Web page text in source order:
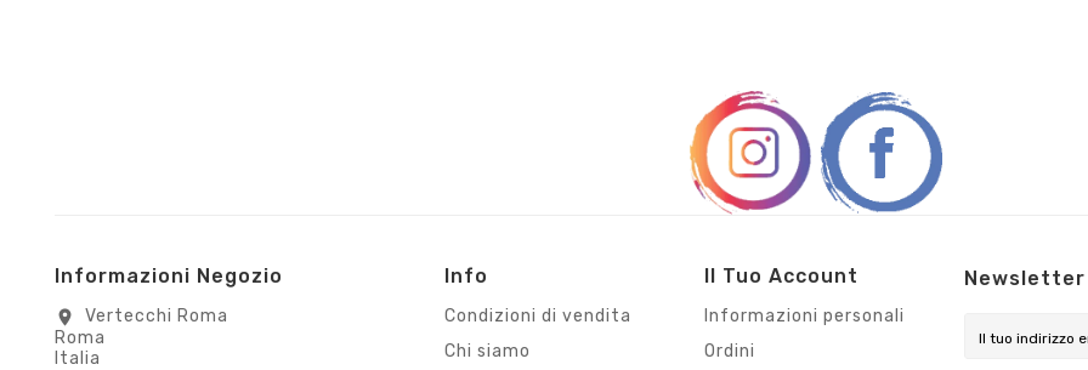
Informazioni Negozio
location_on
Vertecchi Roma
Roma
Italia
Info
Condizioni di vendita
Chi siamo
Il Tuo Account
Informazioni personali
Ordini
Newsletter